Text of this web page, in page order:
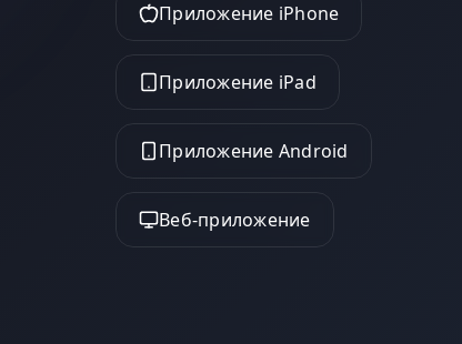
Приложение iPhone
Приложение iPad
Приложение Android
Веб-приложение